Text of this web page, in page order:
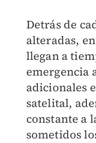
Detrás de
alteradas,
llegan a
emergencia
adicionales
satelital,
constante a
sometidos